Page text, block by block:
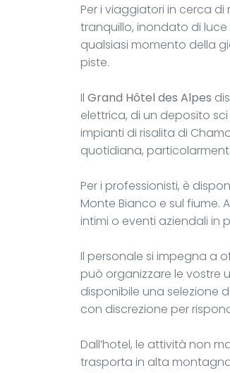
Per i viaggiatori in cerca
tranquillo, inondato di
qualsiasi momento della
piste.
Il Grand Hôtel des Alpes
elettrica, di un deposito
impianti di risalita di
quotidiana,
Per i professionisti, è
Monte Bianco e sul fiume.
intimi o eventi aziendali in
Il personale si impegna a
può organizzare le vostre
disponibile una selezione
con discrezione per
Dall’hotel, le attività non
trasporta in alta